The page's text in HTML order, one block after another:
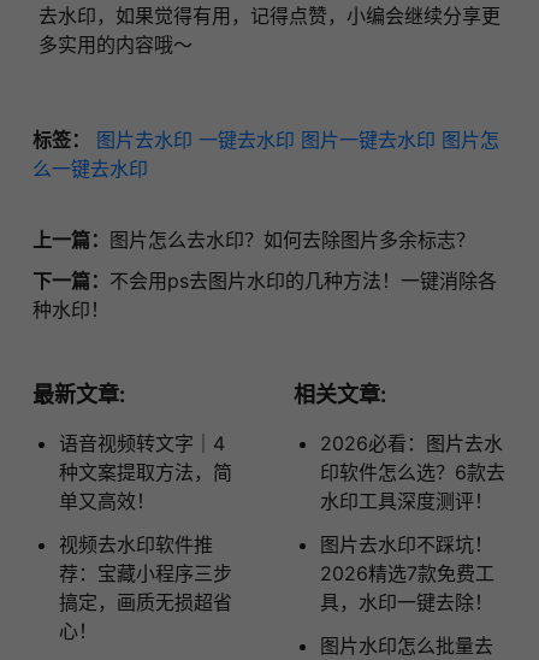
去水印，如果觉得有用，记得点赞，小编会继续分享更
多实用的内容哦～
标签： 图片去水印 一键去水印 图片一键去水印 图片怎
么一键去水印
上一篇： 图片怎么去水印？如何去除图片多余标志？
下一篇： 不会用ps去图片水印的几种方法！一键消除各
种水印！
最新文章:
语音视频转文字｜4
种文案提取方法，简
单又高效！
视频去水印软件推
荐：宝藏小程序三步
搞定，画质无损超省
心！
相关文章:
2026必看：图片去水
印软件怎么选？6款去
水印工具深度测评！
图片去水印不踩坑！
2026精选7款免费工
具，水印一键去除！
图片水印怎么批量去